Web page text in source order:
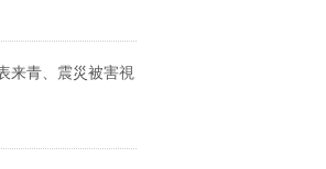
来青、震災被害視